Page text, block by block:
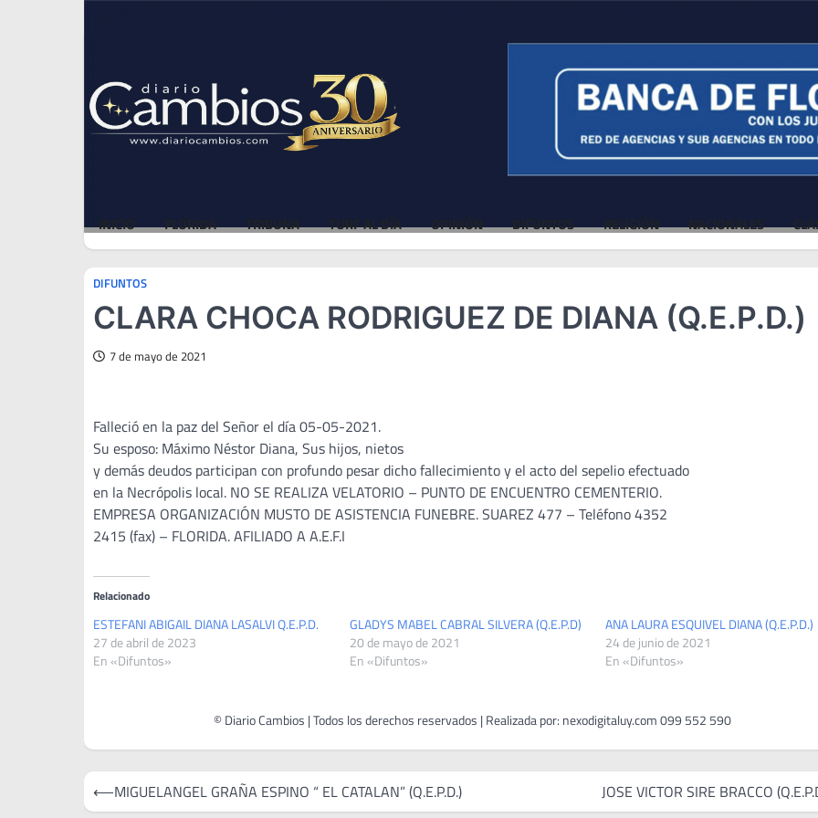
INICIO FLORIDA TRIBUNA TURF AL DÍA OPINIÓN DIFUNTOS RELIGIÓN NACIONALES
DIFUNTOS
CLARA CHOCA RODRIGUEZ DE DIANA (Q.E.P.D.)
7 de mayo de 2021
Falleció en la paz del Señor el día 05-05-2021.
Su esposo: Máximo Néstor Diana, Sus hijos, nietos
y demás deudos participan con profundo pesar dicho fallecimiento y el acto del sepelio efectuado
en la Necrópolis local. NO SE REALIZA VELATORIO – PUNTO DE ENCUENTRO CEMENTERIO.
EMPRESA ORGANIZACIÓN MUSTO DE ASISTENCIA FUNEBRE. SUAREZ 477 – Teléfono 4352
2415 (fax) – FLORIDA. AFILIADO A A.E.F.I
Relacionado
ESTEFANI ABIGAIL DIANA LASALVI Q.E.P.D.
27 de abril de 2023
En «Difuntos»
GLADYS MABEL CABRAL SILVERA (Q.E.P.D)
20 de mayo de 2021
En «Difuntos»
ANA LAURA ESQUIVEL DIANA (Q.E.P.D.)
24 de junio de 2021
En «Difuntos»
Navegación
⟵MIGUELANGEL GRAÑA ESPINO “ EL CATALAN” (Q.E.P.D.) JOSE VICTOR SIRE BRACCO